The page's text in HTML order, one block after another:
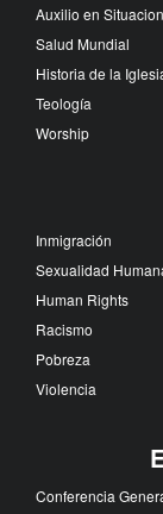
Auxilio en
Salud Mundial
Historia de la
Teología
Worship
Inmigración
Sexualidad
Human Rights
Racismo
Pobreza
Violencia
Conferencia